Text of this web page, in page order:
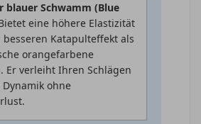
blauer Schwamm (Blue
eine höhere Elastizität
Katapulteffekt als
orangefarbene
Er verleiht Ihren Schlägen
ohne